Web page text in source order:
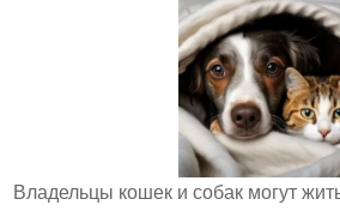
Владельцы кошек и собак могут